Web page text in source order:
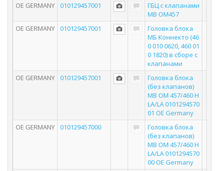
OE GERMANY
010129457001
ГБЦ с клапанами
MB OM457
OE GERMANY
010129457001
Головка блока
МБ Коннекто (46
0 010 0620, 460 01
0 1820) в сборе с
клапанами
OE GERMANY
010129457001
Головка блока
(без клапанов)
MB OM 457/460 H
LA/LA 0101294570
01 OE Germany
OE GERMANY
010129457000
Головка блока
(без клапанов)
MB OM 457/460 H
LA/LA 0101294570
00 OE Germany